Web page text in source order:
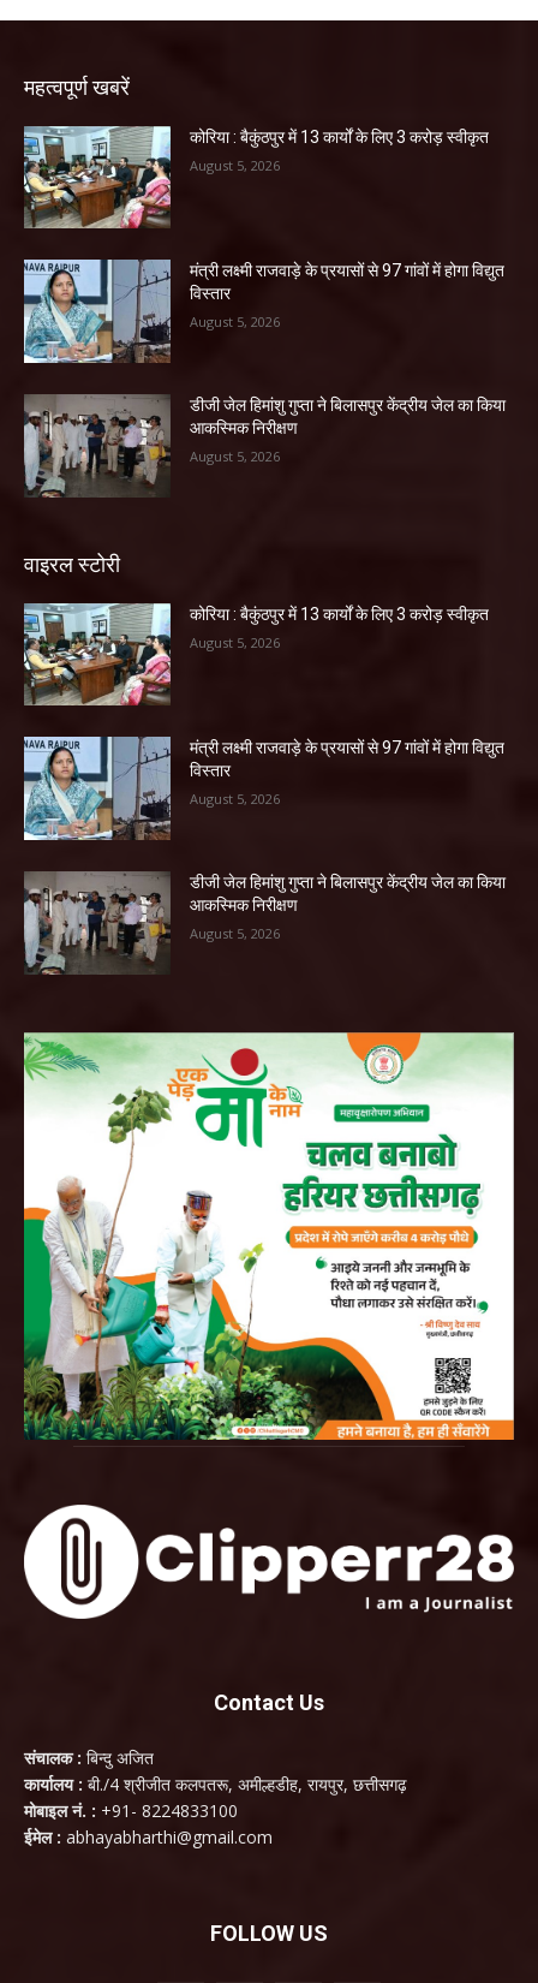
महत्वपूर्ण खबरें
कोरिया : बैकुंठपुर में 13 कार्यों के लिए 3 करोड़ स्वीकृत
August 5, 2026
मंत्री लक्ष्मी राजवाड़े के प्रयासों से 97 गांवों में होगा विद्युत
विस्तार
August 5, 2026
डीजी जेल हिमांशु गुप्ता ने बिलासपुर केंद्रीय जेल का किया
आकस्मिक निरीक्षण
August 5, 2026
वाइरल स्टोरी
कोरिया : बैकुंठपुर में 13 कार्यों के लिए 3 करोड़ स्वीकृत
August 5, 2026
मंत्री लक्ष्मी राजवाड़े के प्रयासों से 97 गांवों में होगा विद्युत
विस्तार
August 5, 2026
डीजी जेल हिमांशु गुप्ता ने बिलासपुर केंद्रीय जेल का किया
आकस्मिक निरीक्षण
August 5, 2026
Contact Us
संचालक : बिन्दु अजित
कार्यालय : बी./4 श्रीजीत कलपतरू, अमील्हडीह, रायपुर, छत्तीसगढ़
मोबाइल नं. : +91- 8224833100
ईमेल : abhayabharthi@gmail.com
FOLLOW US